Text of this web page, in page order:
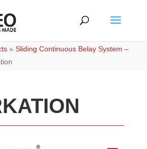
» Sliding Continuous Belay System –